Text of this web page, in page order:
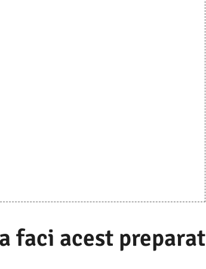
faci acest preparat